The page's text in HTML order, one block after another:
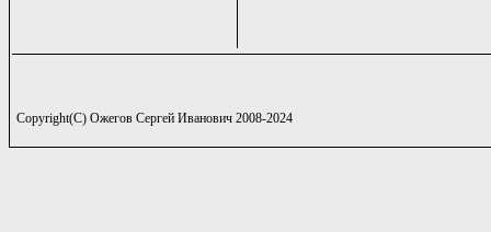
Copyright(C) Ожегов Сергей Иванович 2008-2024